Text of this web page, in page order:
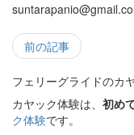
前の記事
フェリーグライドのカ
カヤック体験は、 初め
ク体験です。